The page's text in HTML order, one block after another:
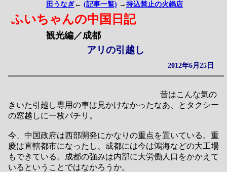
田うなぎ ← (記事一覧) → 持込禁止の火鍋店
ふいちゃんの中国日記
観光編／成都
アリの引越し
2012年6月25日
昔はこんな気の
きいた引越し専用の車は見かけなかったなあ、とタクシー
の窓越しに一枚パチリ。
今、中国政府は西部開発にかなりの重点を置いている。重
慶は直轄都市になったし、成都には今は鴻海などの大工場
もできている。成都の強みは内部に大労働人口をかかえて
いるということではなかろうか。